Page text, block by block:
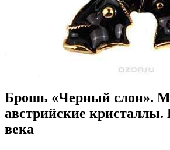
Брошь «Черный слон».
австрийские кристаллы.
века